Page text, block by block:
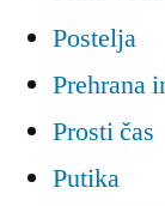
Postelja
Prehrana
Prosti čas
Putika